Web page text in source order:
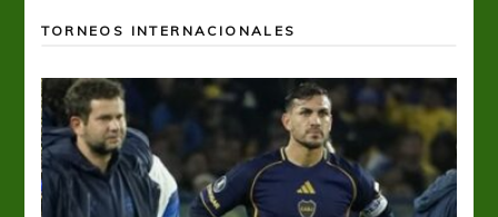
TORNEOS INTERNACIONALES